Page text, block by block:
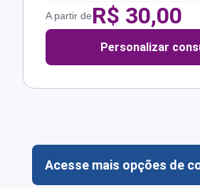
A partir deR$ 30,00
Personalizar
Acesse mais opções de